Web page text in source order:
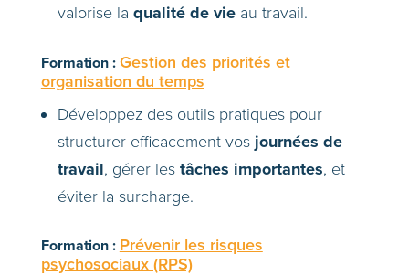
valorise la qualité de vieau travail.
Formation :Gestion des priorités et
organisation du temps
Développez des outils pratiques pour
structurer efficacement vos journées de
travail, gérer les tâches importantes, et
éviter la surcharge.
Formation : Prévenir les risques
psychosociaux (RPS)